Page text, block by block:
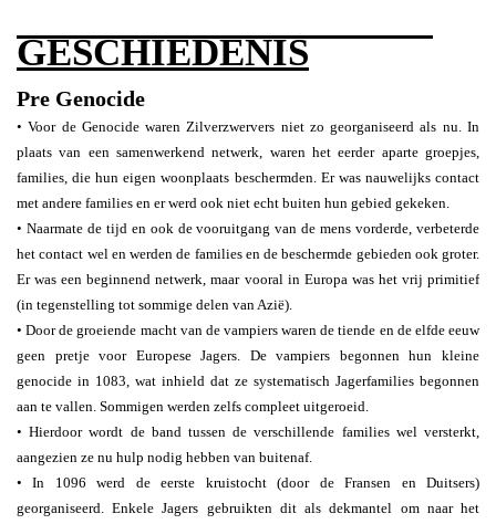
GESCHIEDENIS
Pre Genocide
• Voor de Genocide waren Zilverzwervers niet zo georganiseerd als nu. In
plaats van een samenwerkend netwerk, waren het eerder aparte groepjes,
families, die hun eigen woonplaats beschermden. Er was nauwelijks contact
met andere families en er werd ook niet echt buiten hun gebied gekeken.
• Naarmate de tijd en ook de vooruitgang van de mens vorderde, verbeterde
het contact wel en werden de families en de beschermde gebieden ook groter.
Er was een beginnend netwerk, maar vooral in Europa was het vrij primitief
(in tegenstelling tot sommige delen van Azië).
• Door de groeiende macht van de vampiers waren de tiende en de elfde eeuw
geen pretje voor Europese Jagers. De vampiers begonnen hun kleine
genocide in 1083, wat inhield dat ze systematisch Jagerfamilies begonnen
aan te vallen. Sommigen werden zelfs compleet uitgeroeid.
• Hierdoor wordt de band tussen de verschillende families wel versterkt,
aangezien ze nu hulp nodig hebben van buitenaf.
• In 1096 werd de eerste kruistocht (door de Fransen en Duitsers)
georganiseerd. Enkele Jagers gebruikten dit als dekmantel om naar het